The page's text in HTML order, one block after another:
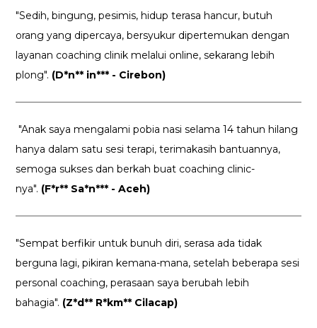
"Sedih, bingung, pesimis, hidup terasa hancur, butuh
orang yang dipercaya, bersyukur dipertemukan dengan
layanan coaching clinik melalui online, sekarang lebih
plong". (D*n** in*** - Cirebon)
"Anak saya mengalami pobia nasi selama 14 tahun hilang
hanya dalam satu sesi terapi, terimakasih bantuannya,
semoga sukses dan berkah buat coaching clinic-
nya". (F*r** Sa*n*** - Aceh)
"Sempat berfikir untuk bunuh diri, serasa ada tidak
berguna lagi, pikiran kemana-mana, setelah beberapa sesi
personal coaching, perasaan saya berubah lebih
bahagia". (Z*d** R*km** Cilacap)